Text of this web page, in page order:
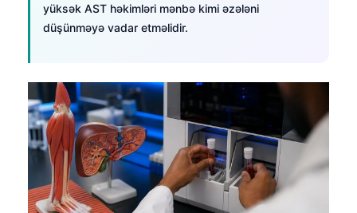
yüksək AST həkimləri mənbə kimi əzələni
düşünməyə vadar etməlidir.